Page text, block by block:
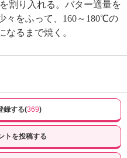
割り入れる。バター適量を
々をふって、160～180℃の
なるまで焼く。
録する(369)
トを投稿する